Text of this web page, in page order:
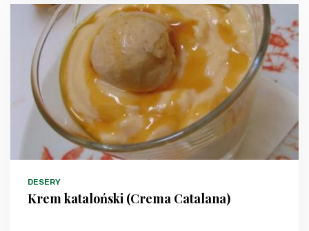
DESERY
Krem kataloński (Crema Catalana)